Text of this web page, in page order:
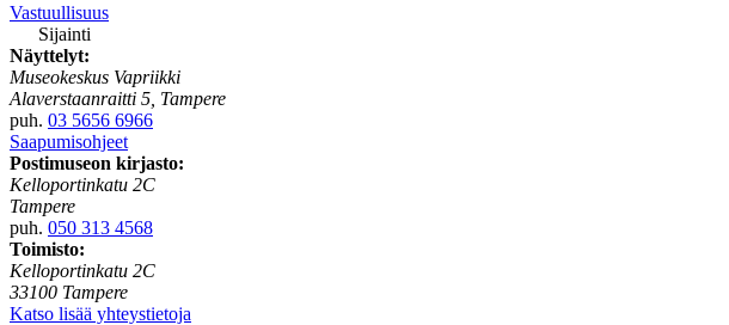
Vastuullisuus
Sijainti
Näyttelyt:
Museokeskus Vapriikki
Alaverstaanraitti 5, Tampere
puh. 03 5656 6966
Saapumisohjeet
Postimuseon kirjasto:
Kelloportinkatu 2C
Tampere
puh. 050 313 4568
Toimisto:
Kelloportinkatu 2C
33100 Tampere
Katso lisää yhteystietoja